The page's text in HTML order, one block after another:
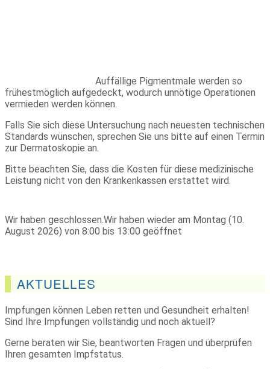
Auffällige Pigmentmale werden so
frühestmöglich aufgedeckt, wodurch unnötige Operationen
vermieden werden können.
Falls Sie sich diese Untersuchung nach neuesten technischen
Standards wünschen, sprechen Sie uns bitte auf einen Termin
zur Dermatoskopie an.
Bitte beachten Sie, dass die Kosten für diese medizinische
Leistung nicht von den Krankenkassen erstattet wird.
Wir haben geschlossen.Wir haben wieder am Montag (10.
August 2026) von 8:00 bis 13:00 geöffnet
AKTUELLES
Impfungen können Leben retten und Gesundheit erhalten!
Sind Ihre Impfungen vollständig und noch aktuell?
Gerne beraten wir Sie, beantworten Fragen und überprüfen
Ihren gesamten Impfstatus.